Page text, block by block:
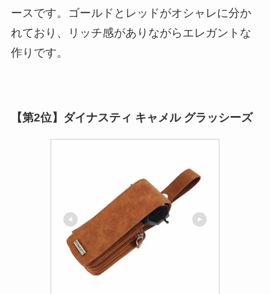
ースです。ゴールドとレッドがオシャレに分か
れており、リッチ感がありながらエレガントな
作りです。
【第2位】ダイナスティ キャメル グラッシーズ